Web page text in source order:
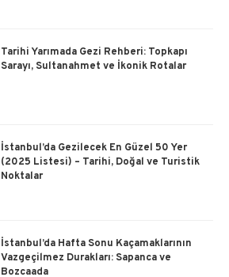
Tarihi Yarımada Gezi Rehberi: Topkapı
Sarayı, Sultanahmet ve İkonik Rotalar
İstanbul’da Gezilecek En Güzel 50 Yer
(2025 Listesi) – Tarihi, Doğal ve Turistik
Noktalar
İstanbul’da Hafta Sonu Kaçamaklarının
Vazgeçilmez Durakları: Sapanca ve
Bozcaada